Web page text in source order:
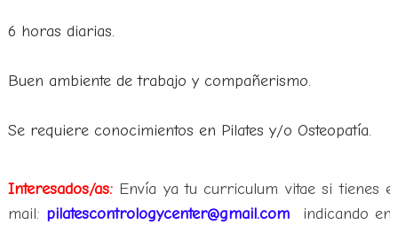
6 horas diarias.
Buen ambiente de trabajo y compañerismo.
Se requiere conocimientos en Pilates y/o Osteopatía.
Interesados/as:Envía ya tu curriculum vitae si tienes
mail: pilatescontrologycenter@gmail.com
indicando